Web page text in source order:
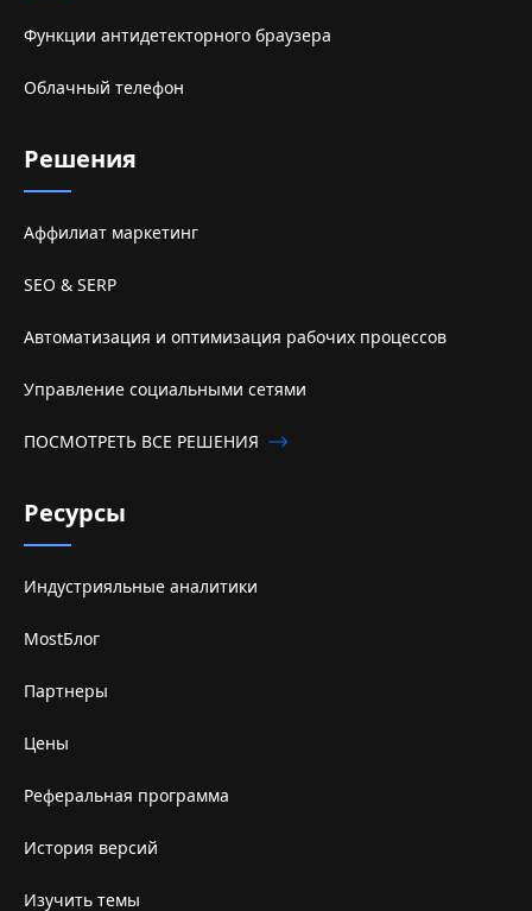
Функции антидетекторного браузера
Облачный телефон
Решения
Аффилиат маркетинг
SEO & SERP
Автоматизация и оптимизация рабочих процессов
Управление социальными сетями
ПОСМОТРЕТЬ ВСЕ РЕШЕНИЯ
Ресурсы
Индустрияльные аналитики
MostБлог
Партнеры
Цены
Реферальная программа
История версий
Изучить темы